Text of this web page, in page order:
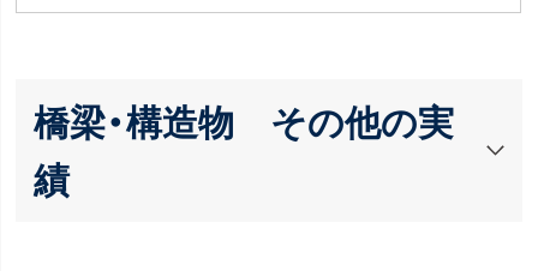
橋梁・構造物 その他の実
績